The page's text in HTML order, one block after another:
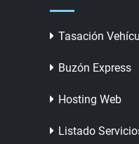
Tasación
Buzón Express
Hosting Web
Listado